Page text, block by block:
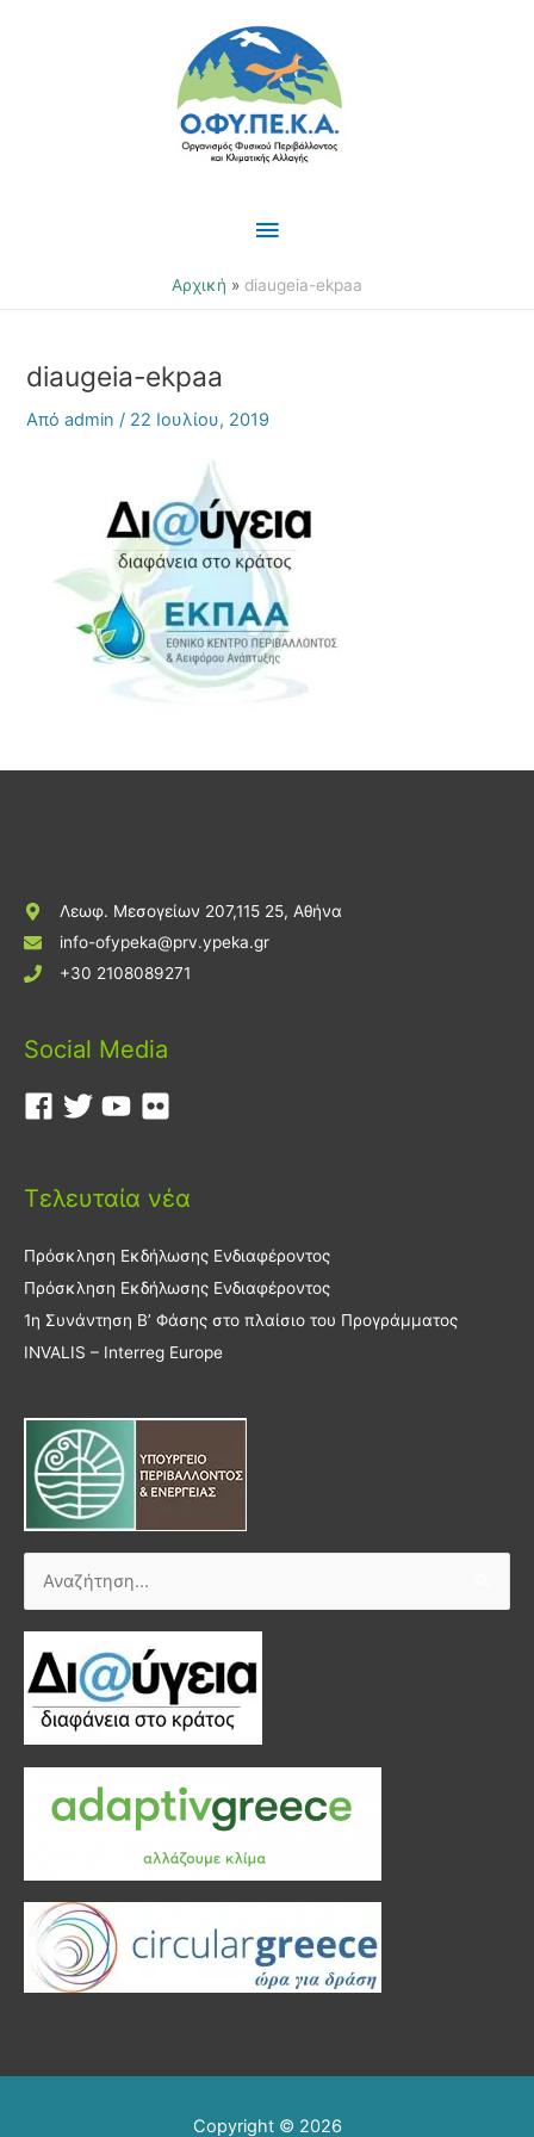
Κύριο
Μενού
Αρχική diaugeia-ekpaa
diaugeia-ekpaa
Απόadmin/ 22 Ιουλίου, 2019
Λεωφ. Μεσογείων 207,115 25, Αθήνα
info-ofypeka@prv.ypeka.gr
+30 2108089271
Social Media
Τελευταία νέα
Πρόσκληση Εκδήλωσης Ενδιαφέροντος
Πρόσκληση Εκδήλωσης Ενδιαφέροντος
1η Συνάντηση Β’ Φάσης στο πλαίσιο του Προγράμματος
INVALIS – Interreg Europe
Αναζήτηση
Copyright © 2026